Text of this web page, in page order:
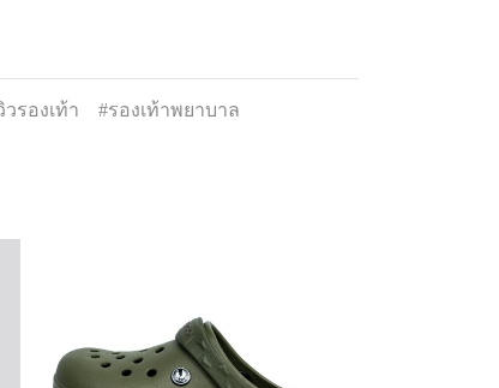
วรองเท้า
#รองเท้าพยาบาล